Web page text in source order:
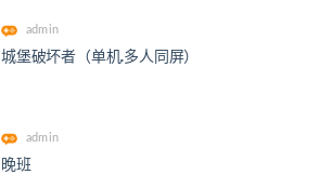
admin
城堡破坏者（单机.多人同屏）
admin
晚班